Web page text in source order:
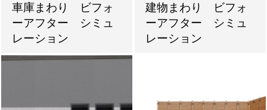
車庫まわり ビフォ
ーアフター シミュ
レーション
建物まわり ビフォ
ーアフター シミュ
レーション